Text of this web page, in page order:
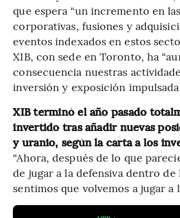
que espera “un incremento en
corporativas, fusiones y
eventos indexados en estos
XIB, con sede en Toronto, ha
consecuencia nuestras
inversión y exposición
XIB terminó el año pasado
invertido tras añadir nuevas
y uranio, según la carta a los
“Ahora, después de lo que
de jugar a la defensiva dentro de
sentimos que volvemos a jugar a